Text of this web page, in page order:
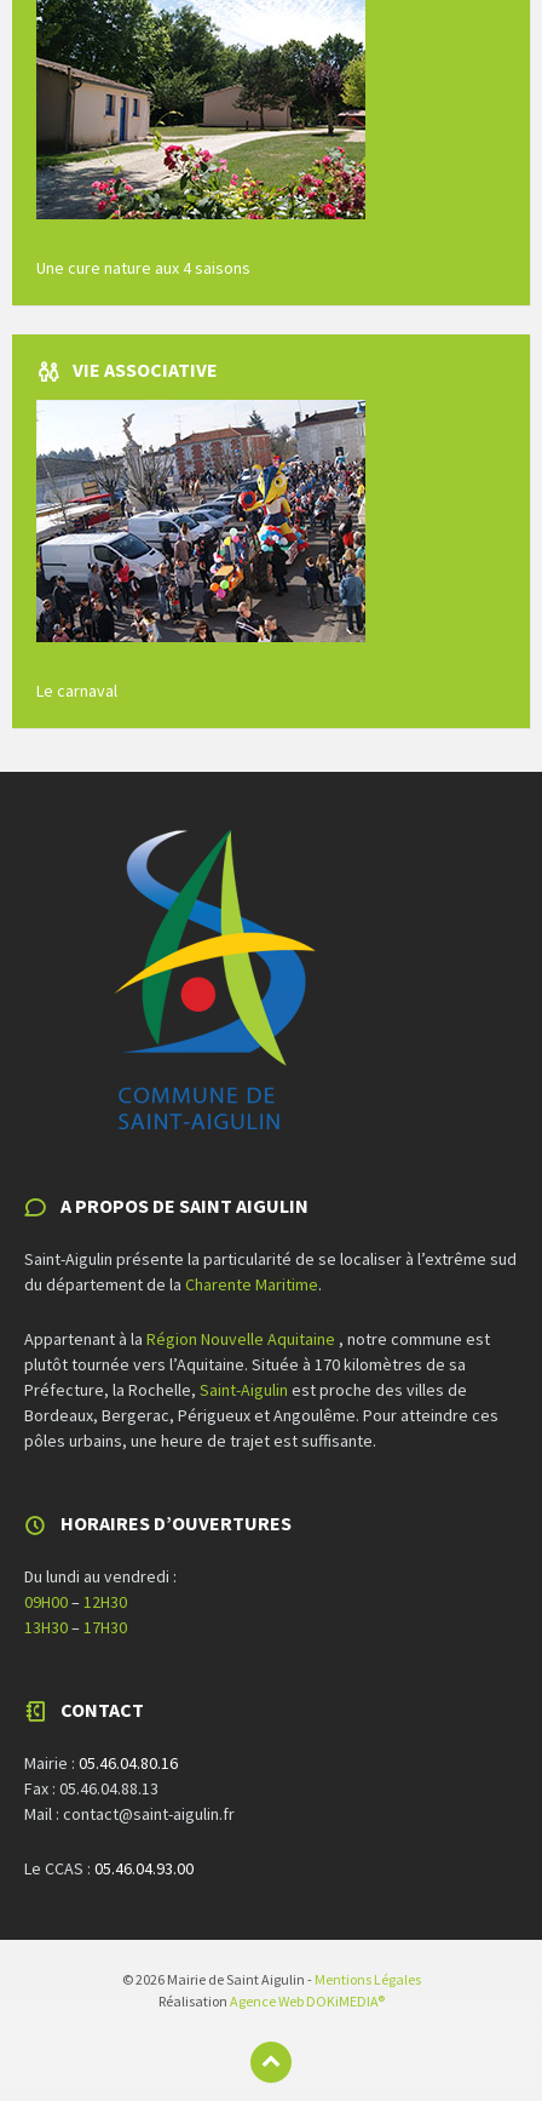
Une cure nature aux 4 saisons
VIE ASSOCIATIVE
Le carnaval
A PROPOS DE SAINT AIGULIN
Saint-Aigulin présente la particularité de se localiser à l’extrême sud
du département de la Charente Maritime.
Appartenant à la Région Nouvelle Aquitaine , notre commune est
plutôt tournée vers l’Aquitaine. Située à 170 kilomètres de sa
Préfecture, la Rochelle, Saint-Aigulin est proche des villes de
Bordeaux, Bergerac, Périgueux et Angoulême. Pour atteindre ces
pôles urbains, une heure de trajet est suffisante.
HORAIRES D’OUVERTURES
Du lundi au vendredi :
09H00–12H30
13H30–17H30
CONTACT
Mairie : 05.46.04.80.16
Fax : 05.46.04.88.13
Mail : contact@saint-aigulin.fr
Le CCAS : 05.46.04.93.00
© 2026 Mairie de Saint Aigulin - Mentions Légales
Réalisation Agence Web DOKiMEDIA®